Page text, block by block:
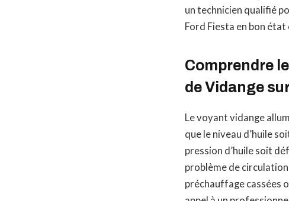
un technicien qualifié
Ford Fiesta en bon
Comprendre
de Vidange
Le voyant vidange
que le niveau d’huile
pression d’huile soit
problème de circulation
préchauffage cassées